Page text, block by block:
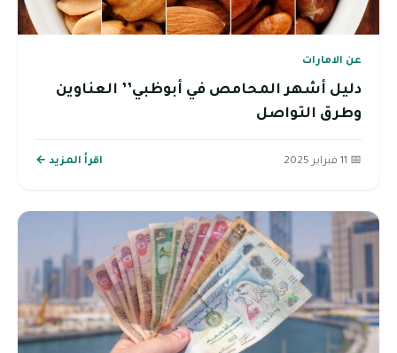
عن الامارات
دليل أشهر المحامص في أبوظبي’’ العناوين
وطرق التواصل
📅 11 فبراير 2025 اقرأ المزيد ←